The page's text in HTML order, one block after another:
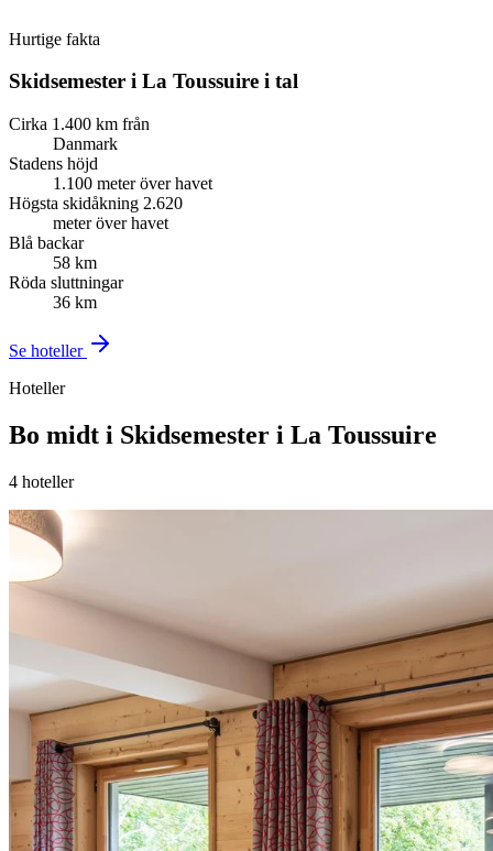
Hurtige fakta
Skidsemester i La Toussuire i tal
Cirka 1.400 km från
Danmark
Stadens höjd
1.100 meter över havet
Högsta skidåkning 2.620
meter över havet
Blå backar
58 km
Röda sluttningar
36 km
Se hoteller
Hoteller
Bo midt i Skidsemester i La Toussuire
4 hoteller